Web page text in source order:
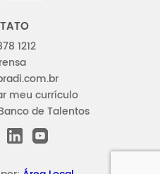
1212
meu currículo
de Talentos
LINKEDINYOUTUBE